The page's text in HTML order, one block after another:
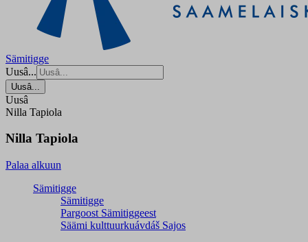
Sämitigge
Uusâ...
Uusâ...
Uusâ
Nilla Tapiola
Nilla Tapiola
Palaa alkuun
Sämitigge
Sämitigge
Pargoost Sämitiggeest
Säämi kulttuurkuávdáš Sajos